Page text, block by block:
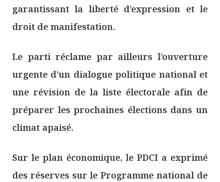
garantissant la liberté d’expression et le
droit de manifestation.
Le parti réclame par ailleurs l’ouverture
urgente d’un dialogue politique national et
une révision de la liste électorale afin de
préparer les prochaines élections dans un
climat apaisé.
Sur le plan économique, le PDCI a exprimé
des réserves sur le Programme national de